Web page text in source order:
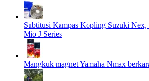
Subtitusi Kampas Kopling Suzuki Nex,
Mio J Series
Mangkuk magnet Yamaha Nmax